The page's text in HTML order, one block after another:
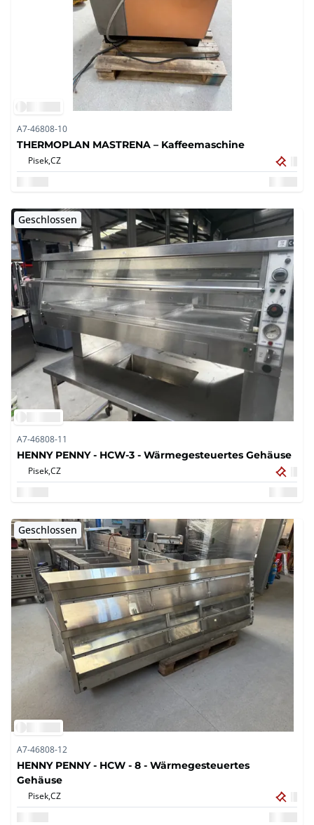
A7-46808-10
THERMOPLAN MASTRENA – Kaffeemaschine
Pisek,CZ
Geschlossen
A7-46808-11
HENNY PENNY - HCW-3 - Wärmegesteuertes Gehäuse
Pisek,CZ
Geschlossen
A7-46808-12
HENNY PENNY - HCW - 8 - Wärmegesteuertes
Gehäuse
Pisek,CZ